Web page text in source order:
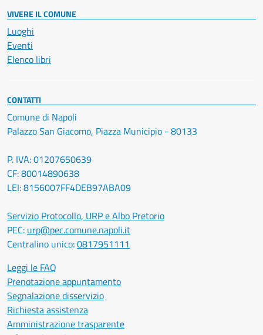
VIVERE IL COMUNE
Luoghi
Eventi
Elenco libri
CONTATTI
Comune di Napoli
Palazzo San Giacomo, Piazza Municipio - 80133
P. IVA: 01207650639
CF: 80014890638
LEI: 8156007FF4DEB97ABA09
Servizio Protocollo, URP e Albo Pretorio
PEC: urp@pec.comune.napoli.it
Centralino unico:0817951111
Leggi le FAQ
Prenotazione appuntamento
Segnalazione disservizio
Richiesta assistenza
Amministrazione trasparente